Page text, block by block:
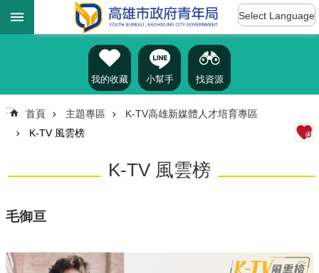
跳到主要內容區塊
訊
告
Select Language
我的收藏 小幫手 找資源
::: 首頁 主題專區
K-TV高雄新媒體人才培育專區
K-TV 風雲榜
K-TV 風雲榜
毛御亘